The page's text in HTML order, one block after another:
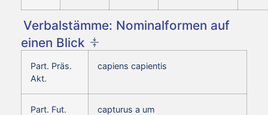
Verbalstämme: Nominalformen auf
einen Blick
Part. Präs.
Akt.
capiens capientis
Part. Fut.
capturus a um